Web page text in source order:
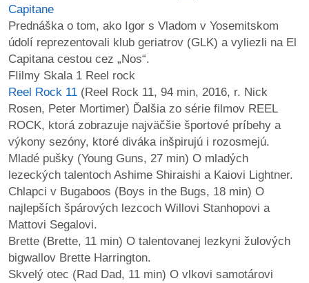
Capitane
Prednáška o tom, ako Igor s Vladom v Yosemitskom
údolí reprezentovali klub geriatrov (GLK) a vyliezli na El
Capitana cestou cez „Nos“.
FIilmy Skala 1 Reel rock
Reel Rock 11 (Reel Rock 11, 94 min, 2016, r. Nick
Rosen, Peter Mortimer) Ďalšia zo série filmov REEL
ROCK, ktorá zobrazuje najväčšie športové príbehy a
výkony sezóny, ktoré diváka inšpirujú i rozosmejú.
Mladé pušky (Young Guns, 27 min) O mladých
lezeckých talentoch Ashime Shiraishi a Kaiovi Lightner.
Chlapci v Bugaboos (Boys in the Bugs, 18 min) O
najlepších špárových lezcoch Willovi Stanhopovi a
Mattovi Segalovi.
Brette (Brette, 11 min) O talentovanej lezkyni žulových
bigwallov Brette Harrington.
Skvelý otec (Rad Dad, 11 min) O vlkovi samotárovi